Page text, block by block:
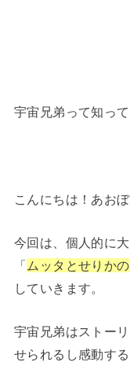
宇宙兄弟って知っ
こんにちは！あお
今回は、個人的に
「 ムッタとせりか
していきます。
宇宙兄弟はストー
せられるし感動する